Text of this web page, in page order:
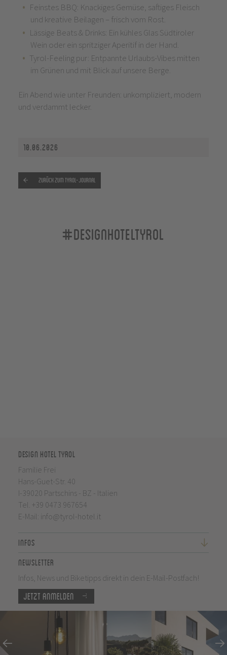
Feinstes BBQ: Knackiges Gemüse, saftiges Fleisch
und kreative Beilagen – frisch vom Rost.
Lässige Beats & Drinks: Ein kühles Glas Südtiroler
Wein oder ein spritziger Aperitif in der Hand.
Tyrol-Feeling pur: Entpannte Urlaubs-Vibes mitten
im Grünen und mit Blick auf unsere Berge.
Ein Abend wie unter Freunden: unkompliziert, modern
und verdammt lecker.
10.06.2026
Zurück zum Tyrol-Journal
#designhoteltyrol
Design Hotel Tyrol
Familie Frei
Hans-Guet-Str. 40
I-39020 Partschins - BZ - Italien
Tel. +39 0473 967654
E-Mail: info@tyrol-hotel.it
Infos
Newsletter
Infos, News und Biketipps direkt in dein E-Mail-Postfach!
Jetzt anmelden